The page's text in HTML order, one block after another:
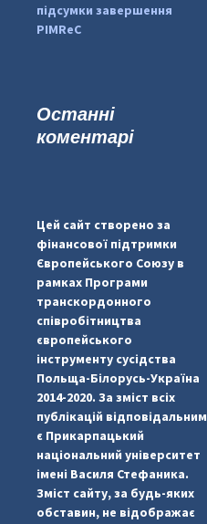
підсумки завершення
PIMReC
Останні
коментарі
Цей сайт створено за
фінансової підтримки
Європейського Союзу в
рамках Програми
транскордонного
співробітництва
європейського
інструменту сусідства
Польща-Білорусь-Україна
2014-2020. За зміст всіх
публікацій відповідальним
є Прикарпацький
національний університет
імені Василя Стефаника.
Зміст сайту, за будь-яких
обставин, не відображає